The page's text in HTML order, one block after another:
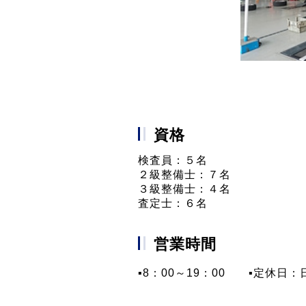
資格
検査員：５名
２級整備士：７名
３級整備士：４名
査定士：６名
営業時間
▪8：00～19：00 ▪定休日：